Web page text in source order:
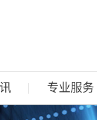
专业服务